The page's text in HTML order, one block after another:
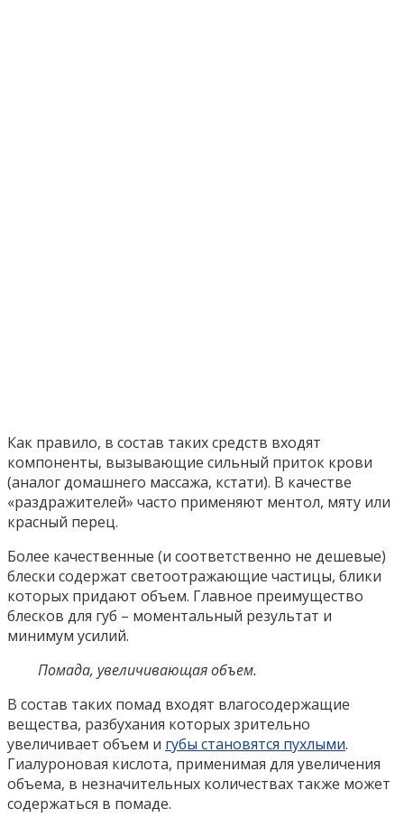
Как правило, в состав таких средств входят
компоненты, вызывающие сильный приток крови
(аналог домашнего массажа, кстати). В качестве
«раздражителей» часто применяют ментол, мяту или
красный перец.
Более качественные (и соответственно не дешевые)
блески содержат светоотражающие частицы, блики
которых придают объем. Главное преимущество
блесков для губ – моментальный результат и
минимум усилий.
Помада, увеличивающая объем.
В состав таких помад входят влагосодержащие
вещества, разбухания которых зрительно
увеличивает объем и губы становятся пухлыми.
Гиалуроновая кислота, применимая для увеличения
объема, в незначительных количествах также может
содержаться в помаде.